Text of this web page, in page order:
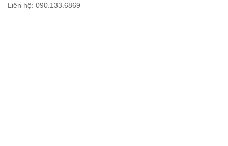
Liên hệ: 090.133.6869